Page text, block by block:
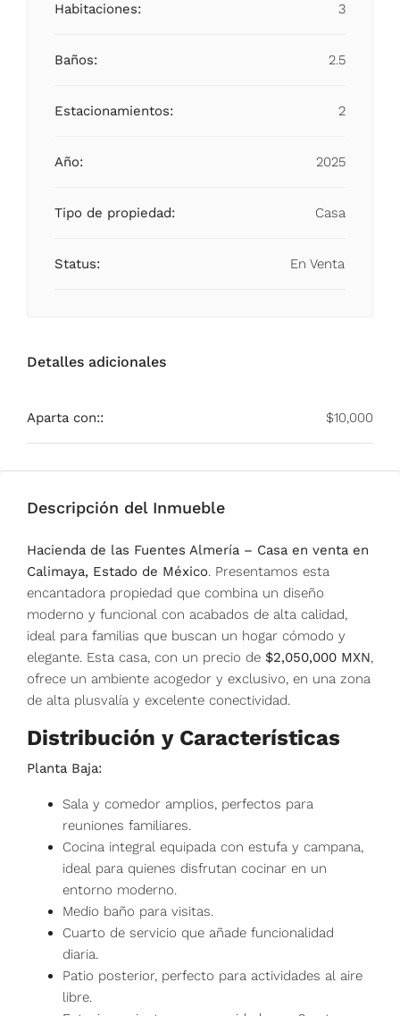
Habitaciones: 3
Baños: 2.5
Estacionamientos: 2
Año: 2025
Tipo de propiedad: Casa
Status: En Venta
Detalles adicionales
Aparta con:: $10,000
Descripción del Inmueble
Hacienda de las Fuentes Almería – Casa en venta en
Calimaya, Estado de México. Presentamos esta
encantadora propiedad que combina un diseño
moderno y funcional con acabados de alta calidad,
ideal para familias que buscan un hogar cómodo y
elegante. Esta casa, con un precio de $2,050,000 MXN,
ofrece un ambiente acogedor y exclusivo, en una zona
de alta plusvalía y excelente conectividad.
Distribución y Características
Planta Baja:
Sala y comedor amplios, perfectos para
reuniones familiares.
Cocina integral equipada con estufa y campana,
ideal para quienes disfrutan cocinar en un
entorno moderno.
Medio baño para visitas.
Cuarto de servicio que añade funcionalidad
diaria.
Patio posterior, perfecto para actividades al aire
libre.